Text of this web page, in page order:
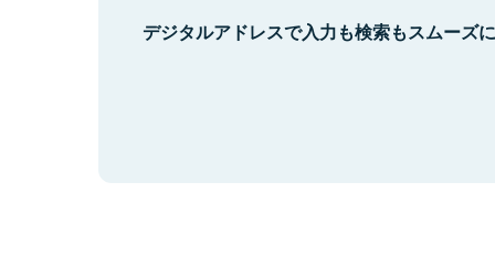
デジタルアドレスで入力も検索もスムーズ